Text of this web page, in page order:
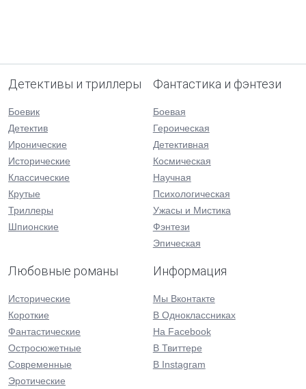
Детективы и триллеры
Боевик
Детектив
Иронические
Исторические
Классические
Крутые
Триллеры
Шпионские
Фантастика и фэнтези
Боевая
Героическая
Детективная
Космическая
Научная
Психологическая
Ужасы и Мистика
Фэнтези
Эпическая
Любовные романы
Исторические
Короткие
Фантастические
Остросюжетные
Современные
Эротические
Информация
Мы Вконтакте
В Одноклассниках
На Facebook
В Твиттере
В Instagram